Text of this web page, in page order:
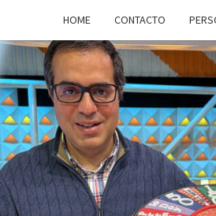
HOME CONTACTO